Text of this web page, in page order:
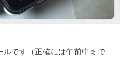
ルです（正確には午前中まで